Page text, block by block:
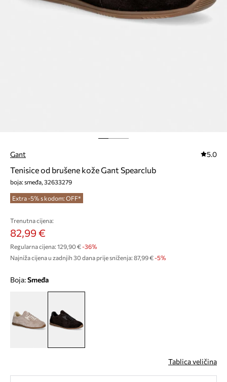
Gant 5.0
Tenisice od brušene kože Gant Spearclub
boja: smeđa, 32633279
Extra -5% s kodom: OFF*
Trenutna cijena:
82,99 €
Regularna cijena: 129,90 €-36%
Najniža cijena u zadnjih 30 dana prije sniženja: 87,99 € -5%
Boja: smeđa
Tablica veličina